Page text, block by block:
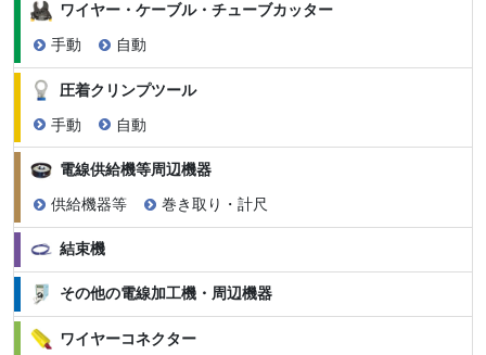
ワイヤー・ケーブル・チューブカッター
手動 自動
圧着クリンプツール
手動 自動
電線供給機等周辺機器
供給機器等 巻き取り・計尺
結束機
その他の電線加工機・周辺機器
ワイヤーコネクター